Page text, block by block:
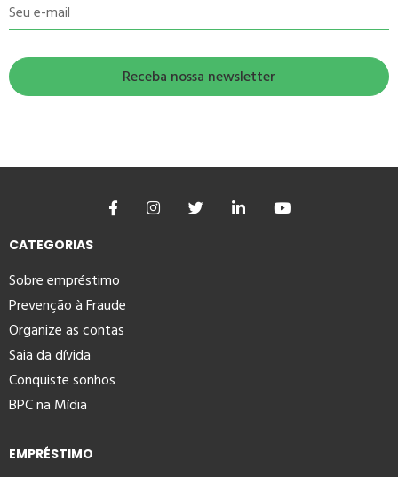
Seu e-mail
CATEGORIAS
Sobre empréstimo
Prevenção à Fraude
Organize as contas
Saia da dívida
Conquiste sonhos
BPC na Mídia
EMPRÉSTIMO